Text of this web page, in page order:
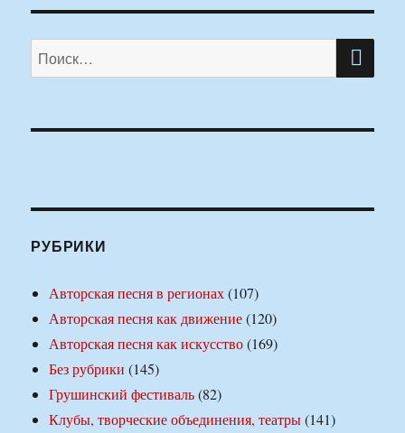
Искать:
РУБРИКИ
Авторская песня в регионах(107)
Авторская песня как движение(120)
Авторская песня как искусство(169)
Без рубрики (145)
Грушинский фестиваль(82)
Клубы, творческие объединения, театры(141)